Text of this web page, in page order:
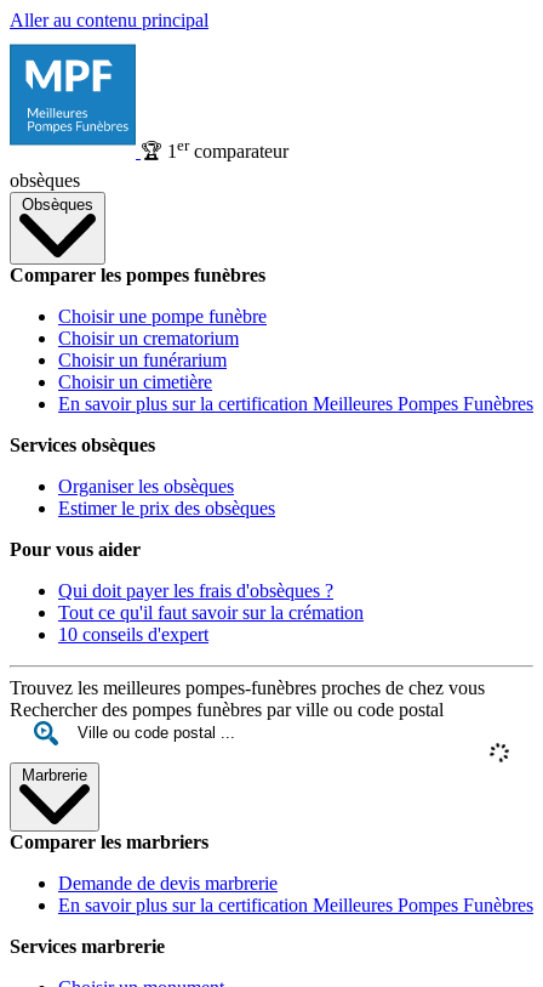
Aller au contenu principal
🏆 1 ercomparateur
obsèques
Obsèques
Comparer les pompes funèbres
Choisir une pompe funèbre
Choisir un crematorium
Choisir un funérarium
Choisir un cimetière
En savoir plus sur la certification Meilleures Pompes Funèbres
Services obsèques
Organiser les obsèques
Estimer le prix des obsèques
Pour vous aider
Qui doit payer les frais d'obsèques ?
Tout ce qu'il faut savoir sur la crémation
10 conseils d'expert
Trouvez les meilleures pompes-funèbres proches de chez vous
Rechercher des pompes funèbres par ville ou code postal
Marbrerie
Comparer les marbriers
Demande de devis marbrerie
En savoir plus sur la certification Meilleures Pompes Funèbres
Services marbrerie